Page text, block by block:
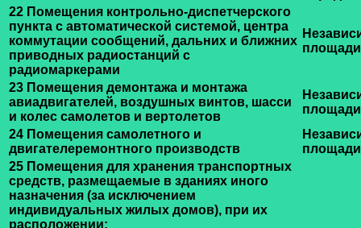
22 Помещения контрольно-диспетчерского
пункта с автоматической системой, центра
коммутации сообщений, дальних и ближних
приводных радиостанций с
радиомаркерами
площади
23 Помещения демонтажа и монтажа
авиадвигателей, воздушных винтов, шасси
и колес самолетов и вертолетов
площади
24 Помещения самолетного и
двигателеремонтного производств
площади
25 Помещения для хранения транспортных
средств, размещаемые в зданиях иного
назначения (за исключением
индивидуальных жилых домов), при их
расположении: